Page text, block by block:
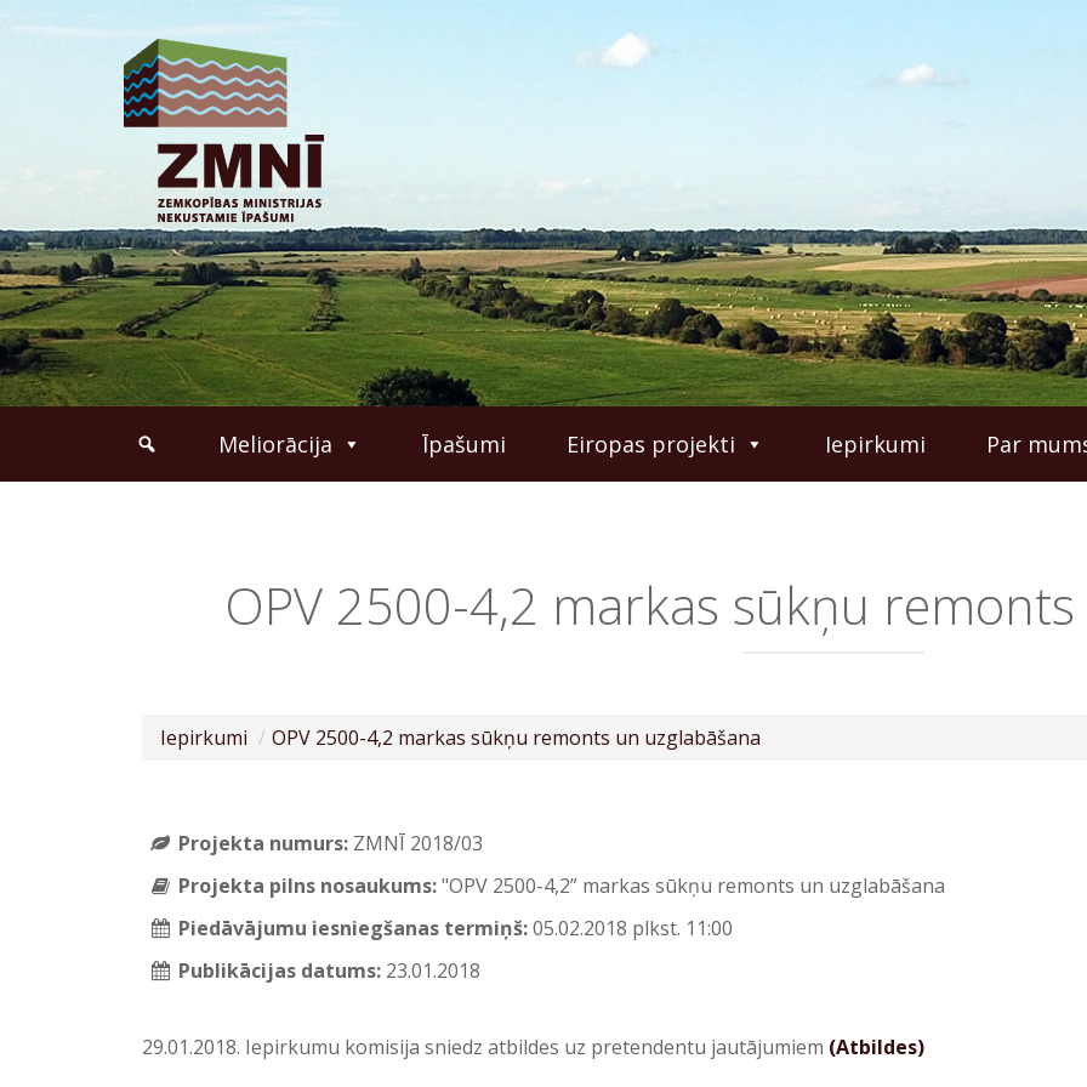
Meliorācija Īpašumi Eiropas projekti Iepirkumi Par
OPV 2500-4,2 markas sūkņu
Iepirkumi OPV 2500-4,2 markas sūkņu remonts un uzglabāšana
Projekta numurs: ZMNĪ 2018/03
Projekta pilns nosaukums:"OPV 2500-4,2” markas sūkņu remonts un uzglabāšana
Piedāvājumu iesniegšanas termiņš:05.02.2018 plkst. 11:00
Publikācijas datums: 23.01.2018
29.01.2018. Iepirkumu komisija sniedz atbildes uz pretendentu jautājumiem (Atbildes)